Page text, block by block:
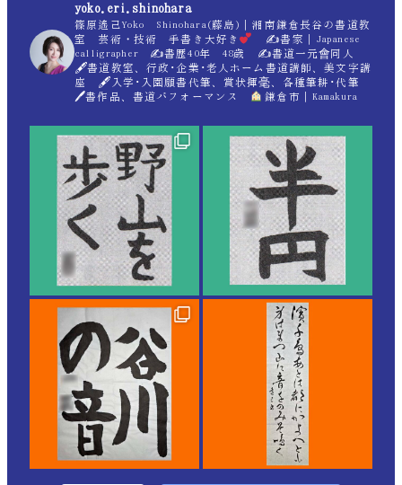
yoko.eri.shinohara
篠原遙己Yoko Shinohara(藤島)｜湘南鎌倉長谷の書道教
室 芸術・技術 手書き大好き
✍書家｜Japanese
calligrapher ✍書歴40年 48歳 ✍書道一元會同人
🖋書道教室、行政･企業･老人ホーム書道講師、美文字講
座 🖋入学･入園願書代筆、賞状揮毫、各種筆耕･代筆
🖊書作品、書道パフォーマンス
鎌倉市｜Kamakura